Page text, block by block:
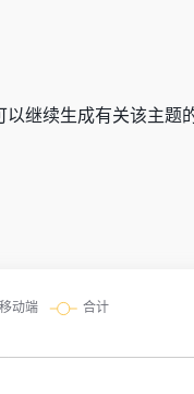
继续生成有关该主